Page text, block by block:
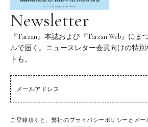
Newsletter
『Tarzan』本誌および『Tarzan Web』に
ルで届く。ニュースレター会員向けの特
トも。
ご登録頂くと、弊社のプライバシーポリシーとメー